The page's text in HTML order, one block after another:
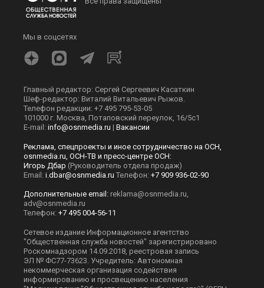
Мы в соцсетях
Главный редактор: Сергей Сергеевич Касаткин
Шеф-редактор: Виталий Витальевич Рыжов.
Телефон редакции: +7 495 795-53-05
101000 г. Москва, Потаповский переулок, 16/5с1
E-mail: info@osnmedia.ru | Вакансии
Реклама, спецпроекты и иное сотрудничество на ОСН,
osnmedia.ru, ОСН-ТВ и пресс-центре ОСН:
Игорь Дбар (Руководитель отдела продаж)
Email: i.dbar@osnmedia.ru Телефон: +7 909 936-02-90
Дополнительные email: reklama@osnmedia.ru,
adv@osnmedia.ru
Телефон: +7 495 004-56-11
Сетевое издание Информационное агентство
"Общественная служба новостей" зарегистрировано
Роскомнадзором 14.09.2018, реестровая запись
ЭЛ № ФС77-73623. Учредитель: Автономная
некоммерческая организация содействия
информированию и просвещению населения